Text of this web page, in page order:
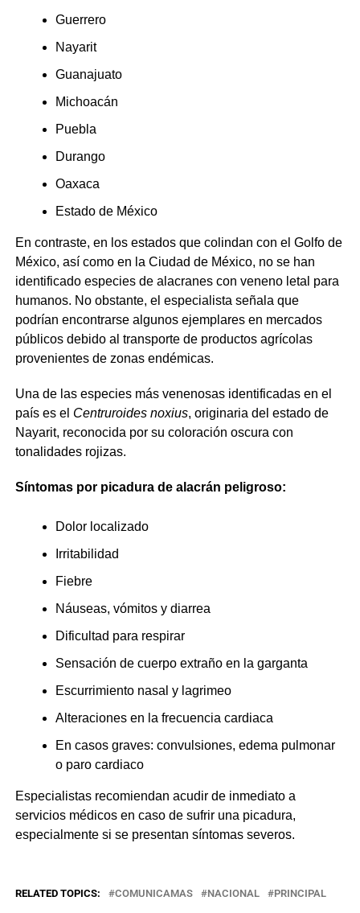
Guerrero
Nayarit
Guanajuato
Michoacán
Puebla
Durango
Oaxaca
Estado de México
En contraste, en los estados que colindan con el Golfo de
México, así como en la Ciudad de México, no se han
identificado especies de alacranes con veneno letal para
humanos. No obstante, el especialista señala que
podrían encontrarse algunos ejemplares en mercados
públicos debido al transporte de productos agrícolas
provenientes de zonas endémicas.
Una de las especies más venenosas identificadas en el
país es el Centruroides noxius, originaria del estado de
Nayarit, reconocida por su coloración oscura con
tonalidades rojizas.
Síntomas por picadura de alacrán peligroso:
Dolor localizado
Irritabilidad
Fiebre
Náuseas, vómitos y diarrea
Dificultad para respirar
Sensación de cuerpo extraño en la garganta
Escurrimiento nasal y lagrimeo
Alteraciones en la frecuencia cardiaca
En casos graves: convulsiones, edema pulmonar
o paro cardiaco
Especialistas recomiendan acudir de inmediato a
servicios médicos en caso de sufrir una picadura,
especialmente si se presentan síntomas severos.
RELATED TOPICS: COMUNICAMAS NACIONAL PRINCIPAL